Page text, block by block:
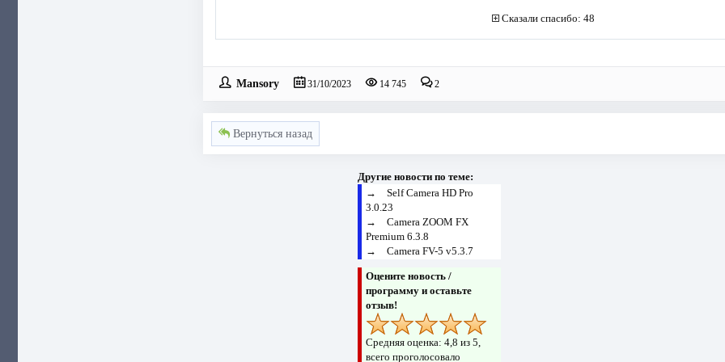
Сказали спасибо: 48
Mansory 31/10/2023 14 745 2
Вернуться назад
Другие новости по теме:
→ Self Camera HD Pro
3.0.23
→ Camera ZOOM FX
Premium 6.3.8
→ Camera FV-5 v5.3.7
Оцените новость /
программу и оставьте
отзыв!
Средняя оценка: 4,8 из 5,
всего проголосовало